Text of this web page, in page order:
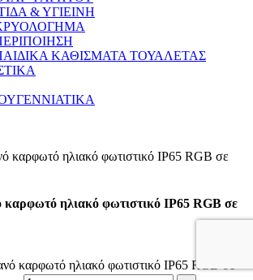
& ΥΓΙΕΙΝΗ
ΚΑΘΙΣΜΑΤΑ ΤΟΥΑΛΕΤΑΣ
καρφωτό ηλιακό φωτιστικό IP65 RGB σε
καρφωτό ηλιακό φωτιστικό IP65 RGB σε